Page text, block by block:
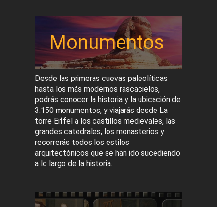
Monumentos
Desde las primeras cuevas paleolíticas
hasta los más modernos rascacielos,
podrás conocer la historia y la ubicación de
3.150 monumentos, y viajarás desde La
torre Eiffel a los castillos medievales, las
grandes catedrales, los monasterios y
recorrerás todos los estilos
arquitectónicos que se han ido sucediendo
a lo largo de la historia.